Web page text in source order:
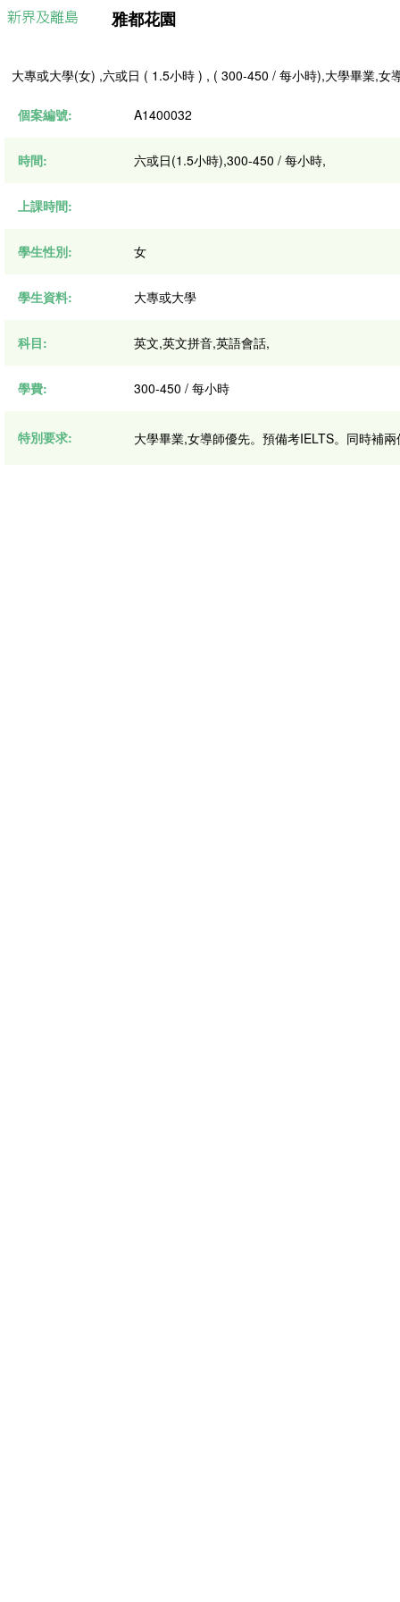
雅都花園
大專或大學(女) ,六或日 ( 1.5小時 ) , ( 300-450 / 每小時),大學畢業,女
個案編號: A1400032
時間: 六或日(1.5小時),300-450 / 每小時,
上課時間:
學生性別: 女
學生資料: 大專或大學
科目: 英文,英文拼音,英語會話,
學費: 300-450 / 每小時
特別要求: 大學畢業,女導師優先。預備考IELTS。同時補